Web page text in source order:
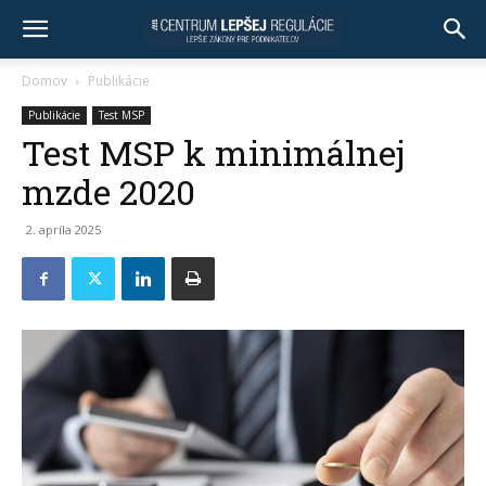
Domov Publikácie
Publikácie Test MSP
Test MSP k minimálnej
mzde 2020
2. apríla 2025